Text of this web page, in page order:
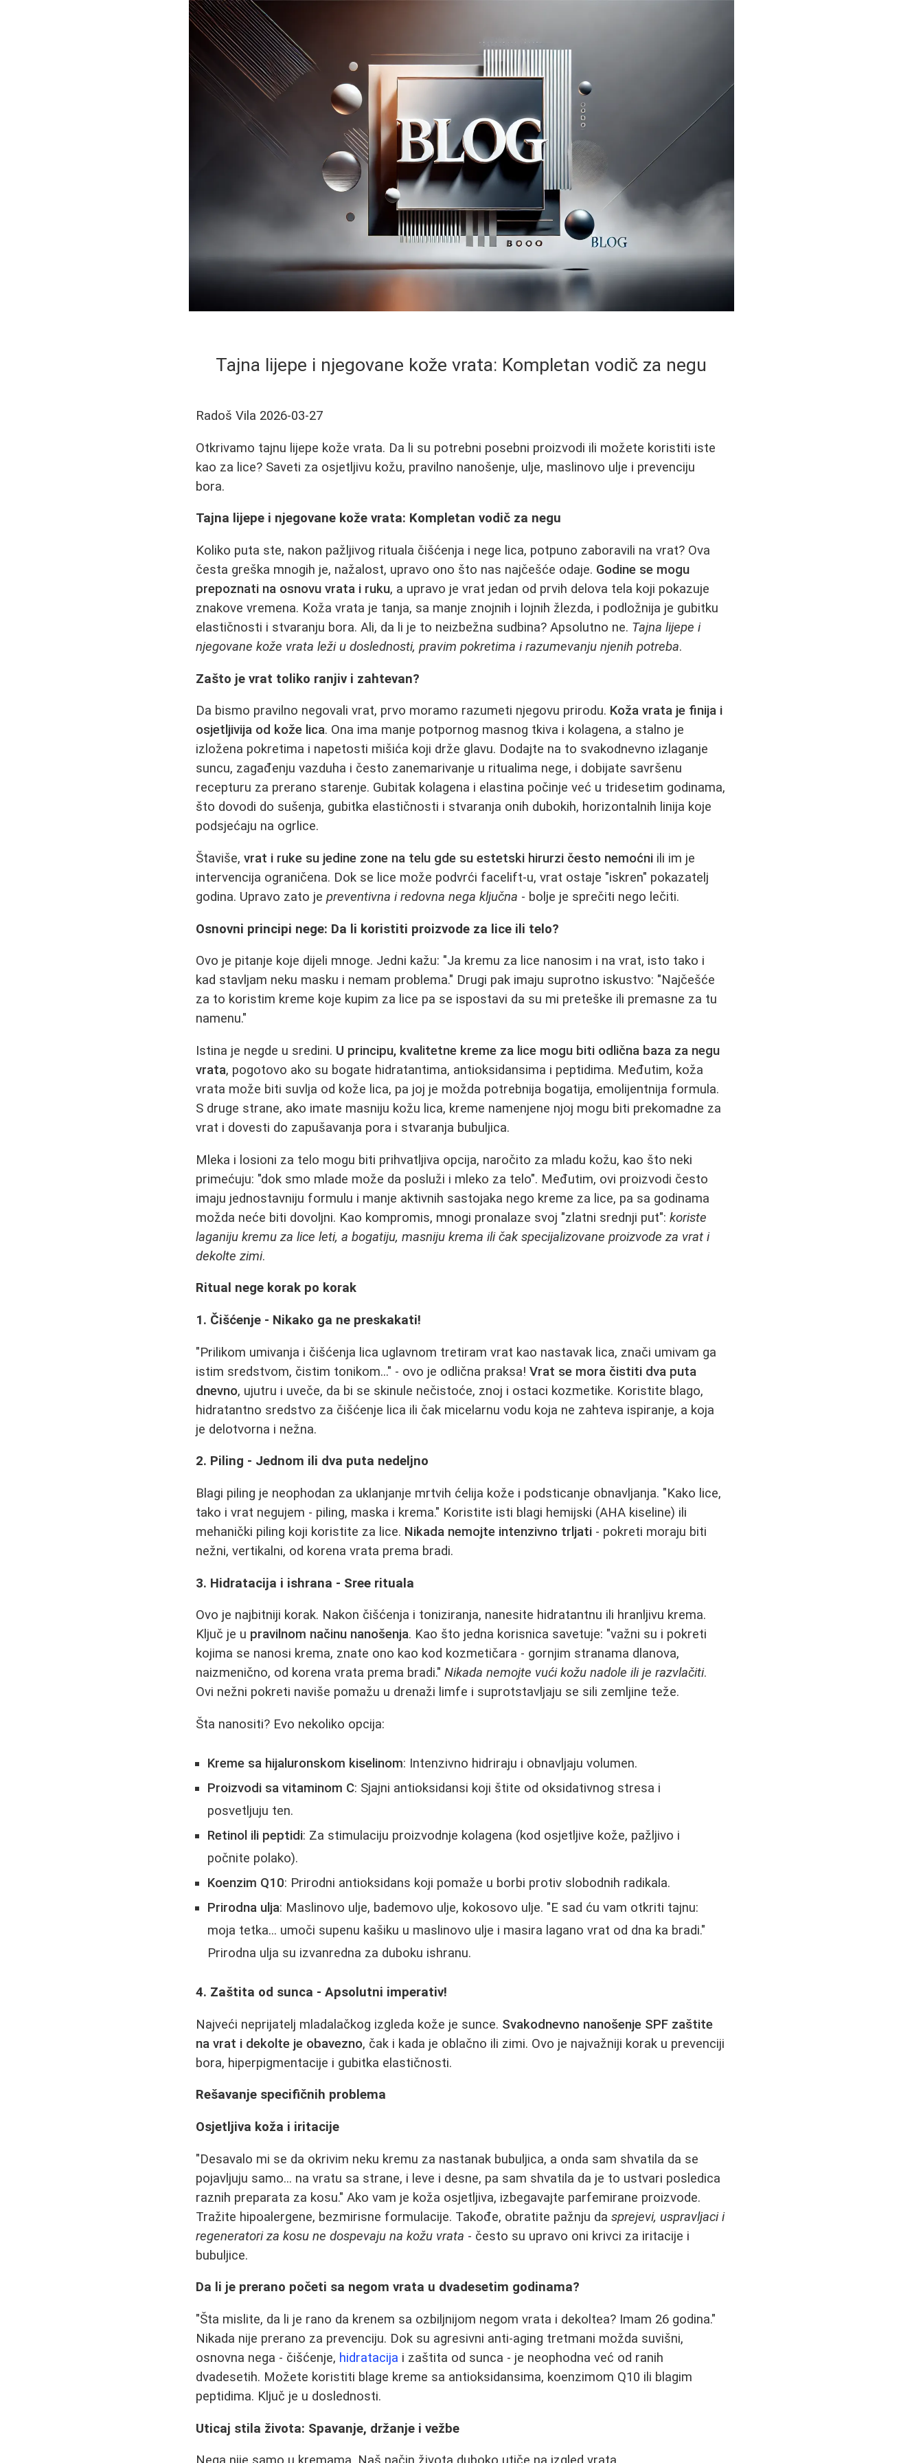
Tajna lijepe i njegovane kože vrata: Kompletan vodič za negu
Radoš Vila 2026-03-27
Otkrivamo tajnu lijepe kože vrata. Da li su potrebni posebni proizvodi ili možete koristiti iste
kao za lice? Saveti za osjetljivu kožu, pravilno nanošenje, ulje, maslinovo ulje i prevenciju
bora.
Tajna lijepe i njegovane kože vrata: Kompletan vodič za negu
Koliko puta ste, nakon pažljivog rituala čišćenja i negе lica, potpuno zaboravili na vrat? Ova
česta greška mnogih je, nažalost, upravo ono što nas najčešće odaje. Godine se mogu
prepoznati na osnovu vrata i ruku, a upravo je vrat jedan od prvih delova tela koji pokazuje
znakove vremena. Koža vrata je tanja, sa manje znojnih i lojnih žlezda, i podložnija je gubitku
elastičnosti i stvaranju borа. Ali, da li je to neizbežna sudbina? Apsolutno ne. Tajna lijepe i
njegovane kože vrata leži u doslednosti, pravim pokretima i razumevanju njenih potreba.
Zašto je vrat toliko ranjiv i zahtevan?
Da bismo pravilno negovali vrat, prvo moramo razumeti njegovu prirodu. Koža vrata je finija i
osjetljivija od kože lica. Ona ima manje potpornog masnog tkiva i kolagena, a stalno je
izložena pokretima i napetosti mišića koji drže glavu. Dodajte na to svakodnevno izlaganje
suncu, zagađenju vazduha i često zanemarivanje u ritualima nege, i dobijate savršenu
recepturu za prerano starenje. Gubitak kolagena i elastina počinje već u tridesetim godinama,
što dovodi do sušenja, gubitka elastičnosti i stvaranja onih dubokih, horizontalnih linija koje
podsjećaju na ogrlice.
Štaviše,vrat i ruke su jedine zone na telu gde su estetski hirurzi često nemoćni ili im je
intervencija ograničena. Dok se lice može podvrći facelift-u, vrat ostaje "iskren" pokazatelj
godina. Upravo zato jepreventivna i redovna nega ključna - bolje je sprečiti nego lečiti.
Osnovni principi nege: Da li koristiti proizvode za lice ili telo?
Ovo je pitanje koje dijeli mnoge. Jedni kažu: "Ja kremu za lice nanosim i na vrat, isto tako i
kad stavljam neku masku i nemam problema." Drugi pak imaju suprotno iskustvo: "Najčešće
za to koristim kreme koje kupim za lice pa se ispostavi da su mi preteške ili premasne za tu
namenu."
Istina je negde u sredini. U principu, kvalitetne kreme za lice mogu biti odlična baza za negu
vrata, pogotovo ako su bogate hidratantima, antioksidansima i peptidima. Međutim, koža
vrata može biti suvlja od kože lica, pa joj je možda potrebnija bogatija, emolijentnija formulа.
S druge strane, ako imate masniju kožu lica, kreme namenjene njoj mogu biti prekomadne za
vrat i dovesti do zapušavanja porа i stvaranja bubuljica.
Mleka i losioni za telo mogu biti prihvatljiva opcija, naročito za mladu kožu, kao što neki
primećuju: "dok smo mlade može da posluži i mleko za telо". Međutim, ovi proizvodi često
imaju jednostavniju formulu i manje aktivnih sastojaka nego kreme za lice, pa sa godinama
možda neće biti dovoljni. Kao kompromis, mnogi pronalaze svoj "zlatni srednji put":koriste
laganiju kremu za lice leti, a bogatiju, masniju krema ili čak specijalizovane proizvode za vrat i
dekolte zimi.
Ritual nege korak po korak
1. Čišćenje - Nikako ga ne preskakati!
"Prilikom umivanja i čišćenja lica uglavnom tretiram vrat kao nastavak lica, znači umivam ga
istim sredstvom, čistim tonikom..." - ovo je odlična praksa!Vrat se mora čistiti dva puta
dnevno, ujutru i uveče, da bi se skinule nečistoće, znoј i ostaci kozmetike. Koristite blago,
hidratantno sredstvo za čišćenje lica ili čak micelarnu vodu koja ne zahteva ispiranje, a koja
je delotvorna i nežna.
2. Piling - Jednom ili dva puta nedeljno
Blagi piling je neophodan za uklanjanje mrtvih ćelija kože i podsticanje obnavljanja. "Kako lice,
tako i vrat negujem - piling, maska i krema." Koristite isti blagi hemijski (AHA kiseline) ili
mehanički piling koji koristite za lice. Nikada nemojte intenzivno trljati - pokreti moraju biti
nežni, vertikalni, od korena vrata prema bradi.
3. Hidratacija i ishrana - Sree rituala
Ovo je najbitniji korak. Nakon čišćenja i toniziranja, nanesite hidratantnu ili hranljivu krema.
Ključ je u pravilnom načinu nanošenja. Kao što jedna korisnica savetuje: "važni su i pokreti
kojima se nanosi krema, znate ono kao kod kozmetičara - gornjim stranama dlanova,
naizmenično, od korena vrata prema bradi."Nikada nemojte vući kožu nadole ili je razvlačiti.
Ovi nežni pokreti naviše pomažu u drenaži limfe i suprotstavljaju se sili zemljine teže.
Šta nanositi? Evo nekoliko opcija:
Kreme sa hijaluronskom kiselinom: Intenzivno hidriraju i obnavljaju volumеn.
Proizvodi sa vitaminom C: Sjajni antioksidansi koji štite od oksidativnog stresa i
posvetljuju ten.
Retinol ili peptidi: Za stimulaciju proizvodnje kolagena (kod osjetljive kože, pažljivo i
počnite polako).
Koenzim Q10: Prirodni antioksidans koji pomaže u borbi protiv slobodnih radikala.
Prirodna ulja: Maslinovo ulje, bademovo ulje, kokosovo ulje. "E sad ću vam otkriti tajnu:
moja tetka... umoči supenu kašiku u maslinovo ulje i masira lagano vrat od dna ka bradi."
Prirodna ulja su izvanredna za duboku ishranu.
4. Zaštita od sunca - Apsolutni imperativ!
Najveći neprijatelj mladalačkog izgleda kože je sunce. Svakodnevno nanošenje SPF zaštite
na vrat i dekolte je obavezno, čak i kada je oblаčno ili zimi. Ovo je najvažniji korak u prevenciji
bora, hiperpigmentacije i gubitka elastičnosti.
Rešavanje specifičnih problema
Osjetljiva koža i iritacije
"Desavalo mi se da okrivim neku kremu za nastanak bubuljica, a onda sam shvatila da se
pojavljuju samo... na vratu sa strane, i leve i desne, pa sam shvatila da je to ustvari posledica
raznih preparata za kosu." Ako vam je koža osjetljiva, izbegavajte parfemirane proizvode.
Tražite hipoalergene, bezmirisne formulacije. Takođe, obratite pažnju dasprejevi, uspravljaci i
regeneratori za kosu ne dospevaju na kožu vrata - često su upravo oni krivci za iritacije i
bubuljice.
Da li je prerano početi sa negom vrata u dvadesetim godinama?
"Šta mislite, da li je rano da krenem sa ozbiljnijom negom vrata i dekoltea? Imam 26 godina."
Nikada nije prerano za prevenciju. Dok su agresivni anti-aging tretmani možda suvišni,
osnovna nega - čišćenje, hidratacija i zaštita od sunca - je neophodna već od ranih
dvadesetih. Možete koristiti blage kreme sa antioksidansima, koenzimom Q10 ili blagim
peptidima. Ključ je u doslednosti.
Uticaj stila života: Spavanje, držanje i vežbe